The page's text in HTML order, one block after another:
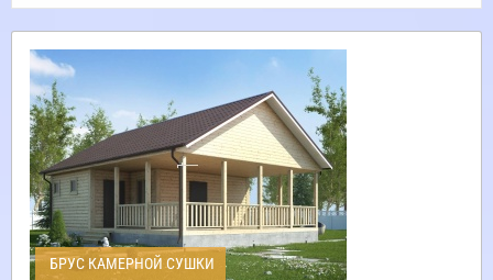
БРУС КАМЕРНОЙ СУШКИ